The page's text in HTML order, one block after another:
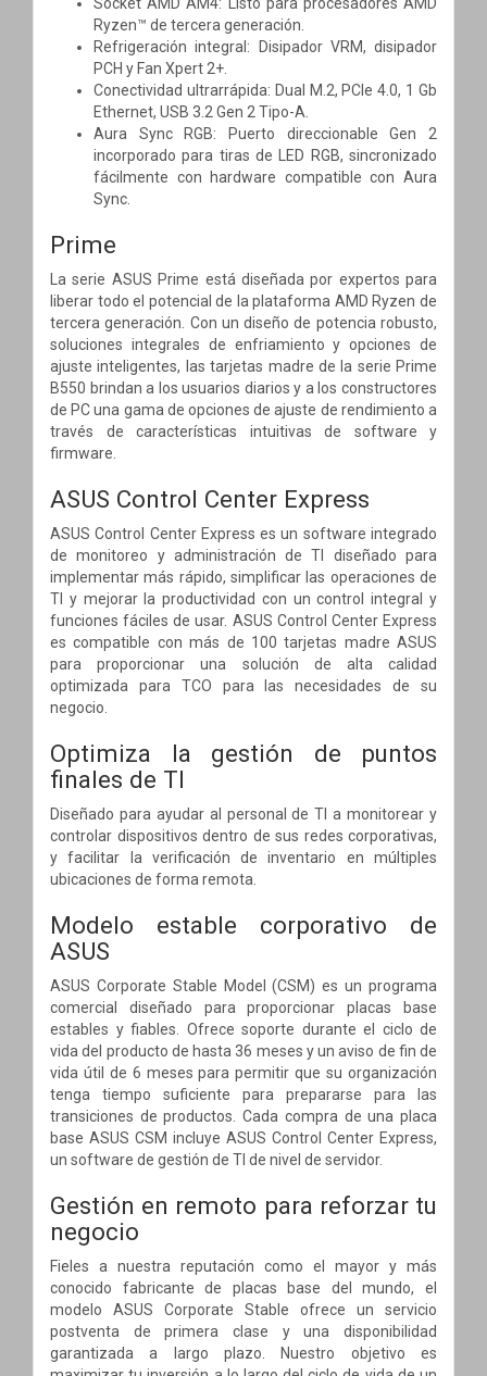
Ryzen™ de tercera generación.
Refrigeración integral: Disipador VRM, disipador
PCH y Fan Xpert 2+.
Conectividad ultrarrápida: Dual M.2, PCIe 4.0, 1 Gb
Ethernet, USB 3.2 Gen 2 Tipo-A.
Aura Sync RGB: Puerto direccionable Gen 2
incorporado para tiras de LED RGB, sincronizado
fácilmente con hardware compatible con Aura
Sync.
Prime
La serie ASUS Prime está diseñada por expertos para
liberar todo el potencial de la plataforma AMD Ryzen de
tercera generación. Con un diseño de potencia robusto,
soluciones integrales de enfriamiento y opciones de
ajuste inteligentes, las tarjetas madre de la serie Prime
B550 brindan a los usuarios diarios y a los constructores
de PC una gama de opciones de ajuste de rendimiento a
través de características intuitivas de software y
firmware.
ASUS Control Center Express
ASUS Control Center Express es un software integrado
de monitoreo y administración de TI diseñado para
implementar más rápido, simplificar las operaciones de
TI y mejorar la productividad con un control integral y
funciones fáciles de usar. ASUS Control Center Express
es compatible con más de 100 tarjetas madre ASUS
para proporcionar una solución de alta calidad
optimizada para TCO para las necesidades de su
negocio.
Optimiza la gestión de puntos
finales de TI
Diseñado para ayudar al personal de TI a monitorear y
controlar dispositivos dentro de sus redes corporativas,
y facilitar la verificación de inventario en múltiples
ubicaciones de forma remota.
Modelo estable corporativo de
ASUS
ASUS Corporate Stable Model (CSM) es un programa
comercial diseñado para proporcionar placas base
estables y fiables. Ofrece soporte durante el ciclo de
vida del producto de hasta 36 meses y un aviso de fin de
vida útil de 6 meses para permitir que su organización
tenga tiempo suficiente para prepararse para las
transiciones de productos. Cada compra de una placa
base ASUS CSM incluye ASUS Control Center Express,
un software de gestión de TI de nivel de servidor.
Gestión en remoto para reforzar tu
negocio
Fieles a nuestra reputación como el mayor y más
conocido fabricante de placas base del mundo, el
modelo ASUS Corporate Stable ofrece un servicio
postventa de primera clase y una disponibilidad
garantizada a largo plazo. Nuestro objetivo es